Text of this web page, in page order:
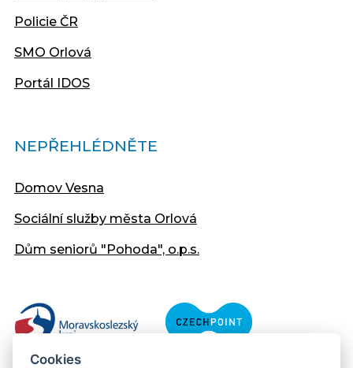
Policie ČR
SMO Orlová
Portál IDOS
NEPŘEHLÉDNĚTE
Domov Vesna
Sociální služby města Orlová
Dům seniorů "Pohoda", o.p.s.
Cookies